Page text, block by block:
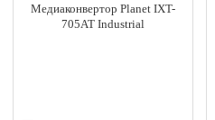
Медиаконвертор Planet IXT-
705AT Industrial